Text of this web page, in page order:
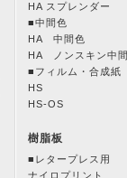
HA スプレンダー
■中間色
HA 中間色
HA ノンスキン中
■フィルム・合成紙
HS
HS-OS
樹脂板
■レタープレス用
ナイロプリント